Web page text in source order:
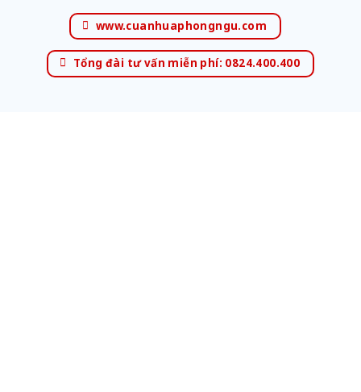
www.cuanhuaphongngu.com
Tổng đài tư vấn miễn phí: 0824.400.400